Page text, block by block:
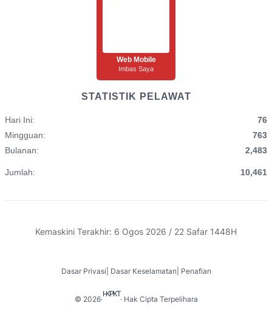
Web Mobile
Imbas Saya
STATISTIK PELAWAT
Hari Ini:
76
Mingguan:
763
Bulanan:
2,483
Jumlah: 10,461
Kemaskini Terakhir: 6 Ogos 2026 / 22 Safar 1448H
Dasar Privasi Dasar Keselamatan Penafian
© 2026·
I-KPKT
· Hak Cipta Terpelihara